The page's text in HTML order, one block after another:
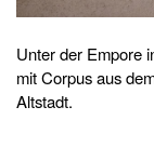
Unter der Empore
mit Corpus aus
Altstadt.